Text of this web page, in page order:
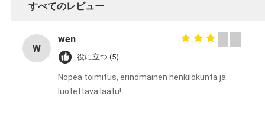
すべてのレビュー
W
wen
役に立つ (5)
Nopea toimitus, erinomainen henkilökunta ja
luotettava laatu!